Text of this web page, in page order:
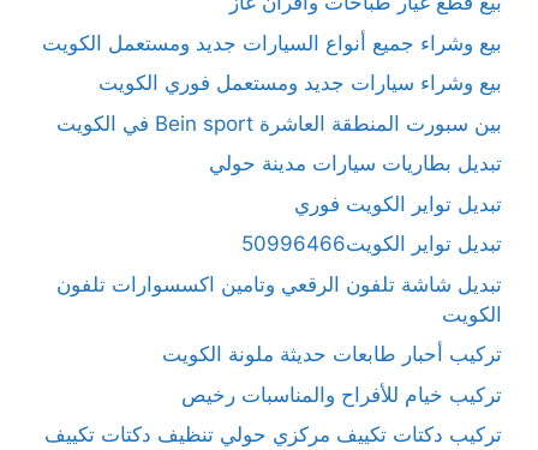
بيع وشراء جميع أنواع السيارات جديد ومستعمل الكويت
بيع وشراء سيارات جديد ومستعمل فوري الكويت
بين سبورت المنطقة العاشرة Bein sport في الكويت
تبديل بطاريات سيارات مدينة حولي
تبديل تواير الكويت فوري
تبديل تواير الكويت50996466
تبديل شاشة تلفون الرقعي وتامين اكسسوارات تلفون
الكويت
تركيب أحبار طابعات حديثة ملونة الكويت
تركيب خيام للأفراح والمناسبات رخيص
تركيب دكتات تكييف مركزي حولي تنظيف دكتات تكييف